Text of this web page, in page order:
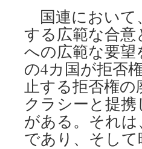
国連において
する広範な合
への広範な要
の4カ国が拒否
止する拒否権
クラシーと提
がある。それ
であり、そし